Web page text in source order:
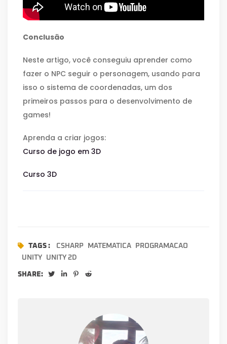
Conclusão
Neste artigo, você conseguiu aprender como
fazer o NPC seguir o personagem, usando para
isso o sistema de coordenadas, um dos
primeiros passos para o desenvolvimento de
games!
Aprenda a criar jogos:
Curso de jogo em 3D
Curso 3D
TAGS : CSHARP MATEMATICA
PROGRAMACAO
UNITY
UNITY 2D
SHARE: